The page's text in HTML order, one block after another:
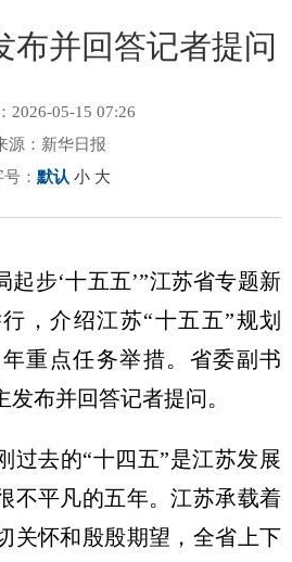
布并回答记者提问
2026-05-15 07:26
源：新华日报
： 默认 小 大
起步‘十五五’”江苏省专题新
，介绍江苏“十五五”规划
年重点任务举措。省委副书
布并回答记者提问。
过去的“十四五”是江苏发展
不平凡的五年。江苏承载着
关怀和殷殷期望，全省上下